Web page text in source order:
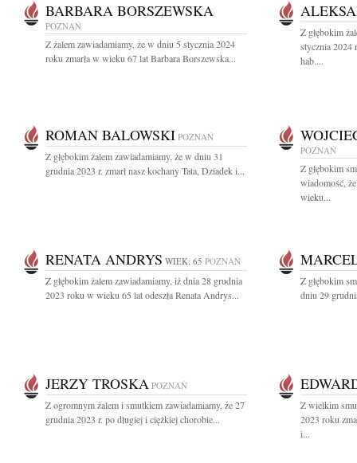
BARBARA BORSZEWSKA
POZNAŃ
Z żalem zawiadamiamy, że w dniu 5 stycznia 2024
roku zmarła w wieku 67 lat Barbara Borszewska...
Z głębokim
stycznia 2024
hab....
ROMAN BALOWSKI POZNAŃ
Z głębokim żalem zawiadamiamy, że w dniu 31
grudnia 2023 r. zmarł nasz kochany Tata, Dziadek i...
POZNAŃ
Z głębokim
wiadomość,
wieku...
RENATA ANDRYS WIEK: 65 POZNAŃ
Z głębokim żalem zawiadamiamy, iż dnia 28 grudnia
2023 roku w wieku 65 lat odeszła Renata Andrys...
Z głębokim
dniu 29
JERZY TROSKA POZNAŃ
Z ogromnym żalem i smutkiem zawiadamiamy, że 27
grudnia 2023 r. po długiej i ciężkiej chorobie...
Z wielkim
2023 roku
i...